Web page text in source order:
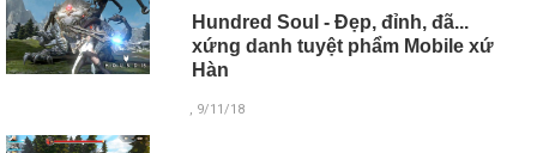
Hundred Soul - Đẹp, đỉnh, đã...
xứng danh tuyệt phẩm Mobile xứ
Hàn
, 9/11/18